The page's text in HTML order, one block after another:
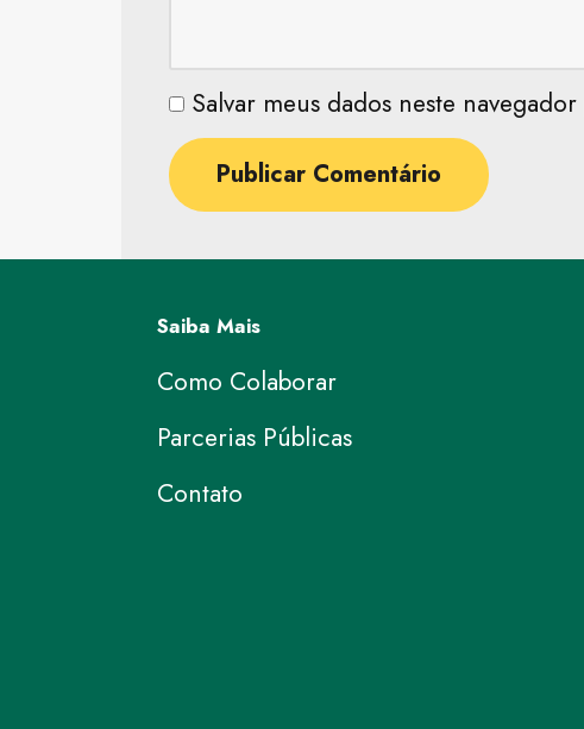
Salvar meus dados neste
Saiba Mais
Como Colaborar
Parcerias Públicas
Contato